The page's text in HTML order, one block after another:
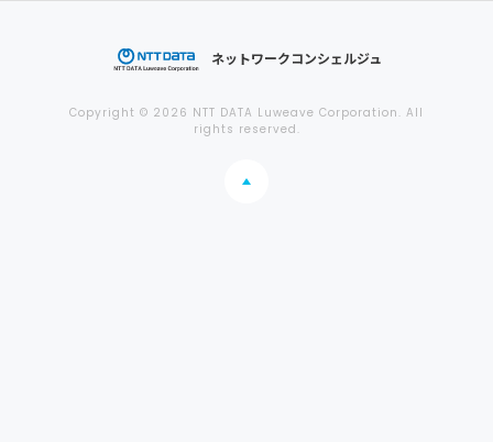
ネットワークコンシェルジュ
Copyright © 2026 NTT DATA Luweave Corporation. All
rights reserved.